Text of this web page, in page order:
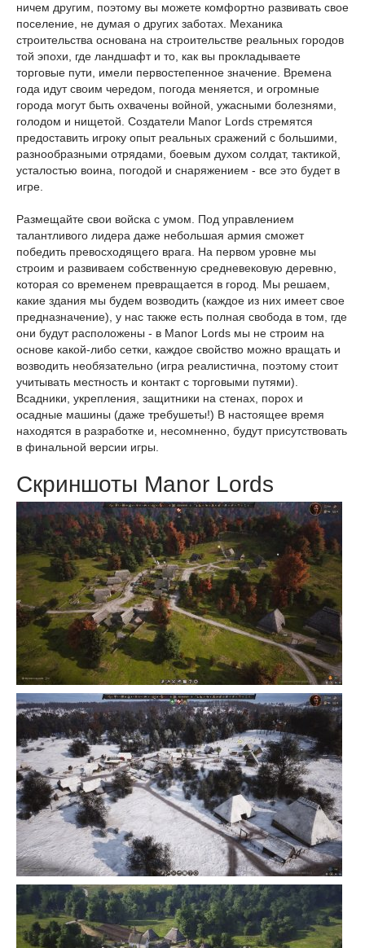
ничем другим, поэтому вы можете комфортно развивать свое
поселение, не думая о других заботах. Механика
строительства основана на строительстве реальных городов
той эпохи, где ландшафт и то, как вы прокладываете
торговые пути, имели первостепенное значение. Времена
года идут своим чередом, погода меняется, и огромные
города могут быть охвачены войной, ужасными болезнями,
голодом и нищетой. Создатели Manor Lords стремятся
предоставить игроку опыт реальных сражений с большими,
разнообразными отрядами, боевым духом солдат, тактикой,
усталостью воина, погодой и снаряжением - все это будет в
игре.
Размещайте свои войска с умом. Под управлением
талантливого лидера даже небольшая армия сможет
победить превосходящего врага. На первом уровне мы
строим и развиваем собственную средневековую деревню,
которая со временем превращается в город. Мы решаем,
какие здания мы будем возводить (каждое из них имеет свое
предназначение), у нас также есть полная свобода в том, где
они будут расположены - в Manor Lords мы не строим на
основе какой-либо сетки, каждое свойство можно вращать и
возводить необязательно (игра реалистична, поэтому стоит
учитывать местность и контакт с торговыми путями).
Всадники, укрепления, защитники на стенах, порох и
осадные машины (даже требушеты!) В настоящее время
находятся в разработке и, несомненно, будут присутствовать
в финальной версии игры.
Скриншоты Manor Lords